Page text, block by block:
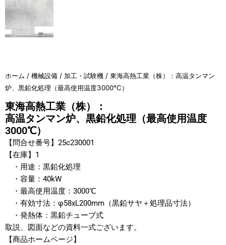
ホーム / 機械設備 / 加工・試験機 / 東海高熱工業（株）：高温タンマン
炉、黒鉛化処理（最高使用温度3000℃）
東海高熱工業（株）：
高温タンマン炉、黒鉛化処理（最高使用温度
3000℃）
【問合せ番号】25c230001
【在庫】1
・用途：黒鉛化処理
・容量：40kW
・最高使用温度：3000℃
・有効寸法：φ58xL200mm（黒鉛サヤ＋処理品寸法）
・発熱体：黒鉛チューブ式
取説、図面などの資料一式ございます。
【商品ホームページ】